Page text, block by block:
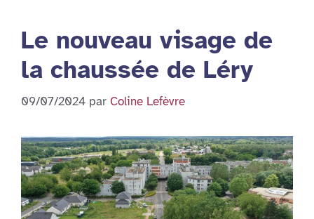
Le nouveau visage de
la chaussée de Léry
09/07/2024 par Coline Lefèvre